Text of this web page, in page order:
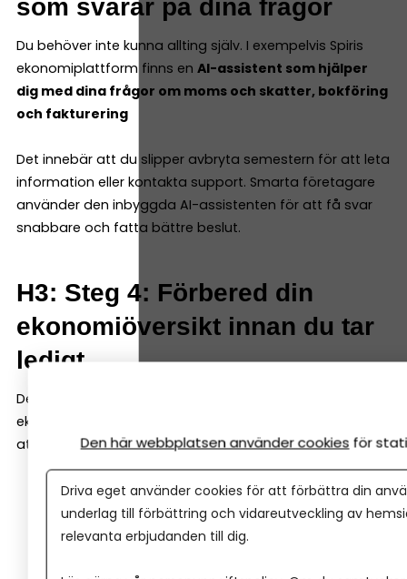
som svarar på dina frågor
Du behöver inte kunna allting själv. I exempelvis Spiris
ekonomiplattform finns en AI-assistent som hjälper
dig med dina frågor om moms och skatter, bokföring
och fakturering
Det innebär att du slipper avbryta semestern för att leta
information eller kontakta support. Smarta företagare
använder den inbyggda AI-assistenten för att få svar
snabbare och fatta bättre beslut.
H3: Steg 4: Förbered din
ekonomiöversikt innan du tar
ledigt
Det är betydligt lättare att koppla av om du vet att
ekonomin ser bra ut. Innan semestern kan det vara klokt
att gå igenom:
Hur mycket pengar som finns på banken just nu.
Vilka fakturor som väntar på betalning.
Kommande större kostnader.
Den här webbplatsen använder cookies för
Driva eget använder cookies för att förbättra din
underlag till förbättring och vidareutveckling av
relevanta erbjudanden till dig.